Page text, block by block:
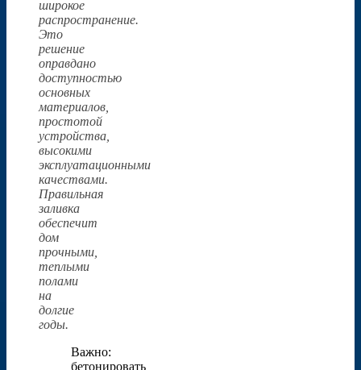
широкое
распространение.
Это
решение
оправдано
доступностью
основных
материалов,
простотой
устройства,
высокими
эксплуатационными
качествами.
Правильная
заливка
обеспечит
дом
прочными,
теплыми
полами
на
долгие
годы.
Важно:
бетонировать